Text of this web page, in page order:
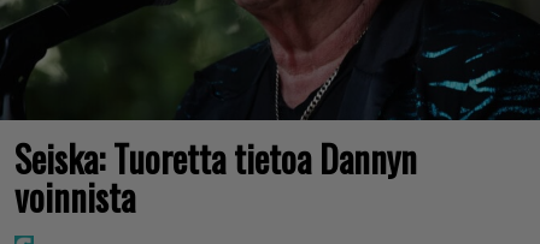
Seiska: Tuoretta tietoa Dannyn
voinnista